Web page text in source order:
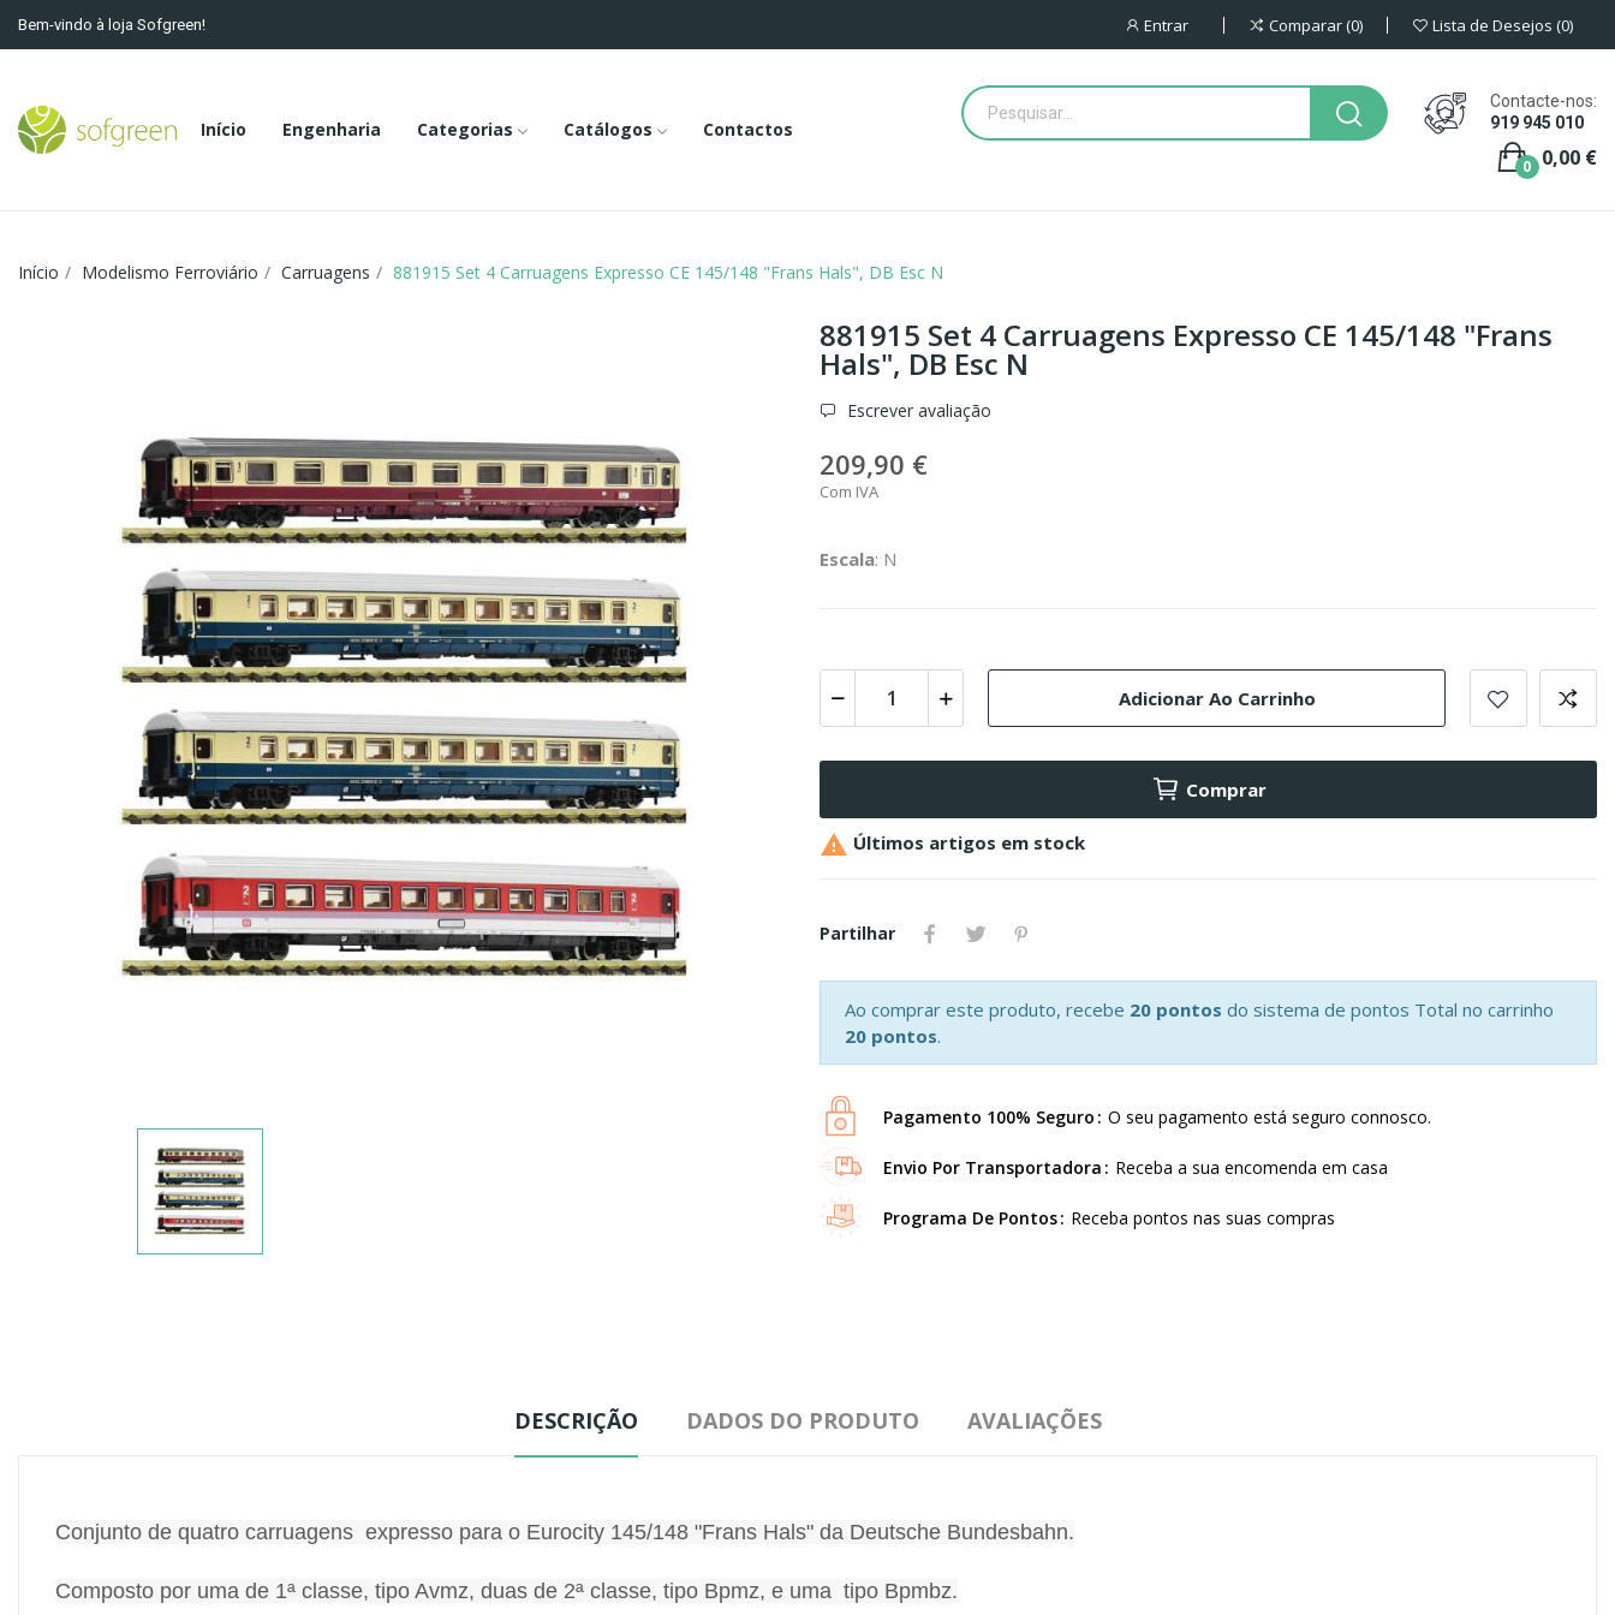
Bem-vindo à loja Sofgreen! Entrar Comparar 0 Lista de Desejos 0
Início Engenharia Categorias Catálogos Contactos
Contacte-nos:
919 945 010
0,00 €
0
Início Modelismo Ferroviário Carruagens 881915 Set 4 Carruagens Expresso CE 145/148 "Frans Hals", DB Esc N
881915 Set 4 Carruagens Expresso CE 145/148 "Frans
Hals", DB Esc N
Escrever avaliação
209,90 €
Com IVA
Escala: N
Adicionar Ao Carrinho
Comprar
 Últimos artigos em stock
Partilhar
Ao comprar este produto, recebe 20 pontos do sistema de pontos Total no carrinho
20 pontos.
Pagamento 100% Seguro O seu pagamento está seguro connosco.
Envio Por Transportadora Receba a sua encomenda em casa
Programa De Pontos Receba pontos nas suas compras
DESCRIÇÃO DADOS DO PRODUTO AVALIAÇÕES
Conjunto de quatro carruagens expresso para o Eurocity 145/148 "Frans Hals" da Deutsche Bundesbahn.
Composto por uma de 1ª classe, tipo Avmz, duas de 2ª classe, tipo Bpmz, e uma tipo Bpmbz.